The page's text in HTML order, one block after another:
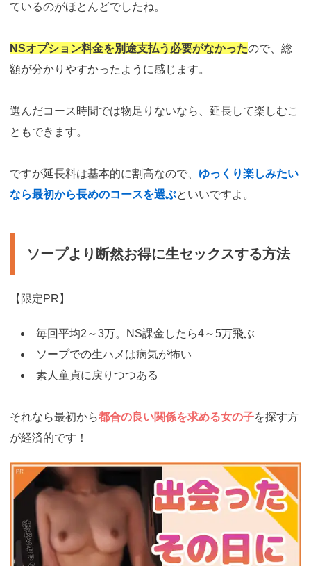
ているのがほとんどでしたね。
NSオプション料金を別途支払う必要がなかったので、総
額が分かりやすかったように感じます。
選んだコース時間では物足りないなら、延長して楽しむこ
ともできます。
ですが延長料は基本的に割高なので、 ゆっくり楽しみたい
なら最初から長めのコースを選ぶといいですよ。
ソープより断然お得に生セックスする方法
【限定PR】
毎回平均2～3万。NS課金したら4～5万飛ぶ
ソープでの生ハメは病気が怖い
素人童貞に戻りつつある
それなら最初から都合の良い関係を求める女の子を探す方
が経済的です！
https://ac.m-
ads.jp/t6d63J515a0bact6/cl/?